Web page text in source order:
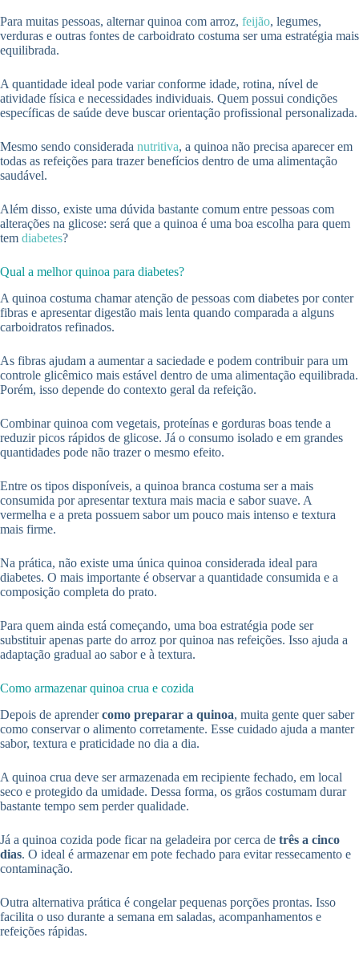
Para muitas pessoas, alternar quinoa com arroz, feijão, legumes,
verduras e outras fontes de carboidrato costuma ser uma estratégia mais
equilibrada.
A quantidade ideal pode variar conforme idade, rotina, nível de
atividade física e necessidades individuais. Quem possui condições
específicas de saúde deve buscar orientação profissional personalizada.
Mesmo sendo considerada nutritiva, a quinoa não precisa aparecer em
todas as refeições para trazer benefícios dentro de uma alimentação
saudável.
Além disso, existe uma dúvida bastante comum entre pessoas com
alterações na glicose: será que a quinoa é uma boa escolha para quem
tem diabetes?
Qual a melhor quinoa para diabetes?
A quinoa costuma chamar atenção de pessoas com diabetes por conter
fibras e apresentar digestão mais lenta quando comparada a alguns
carboidratos refinados.
As fibras ajudam a aumentar a saciedade e podem contribuir para um
controle glicêmico mais estável dentro de uma alimentação equilibrada.
Porém, isso depende do contexto geral da refeição.
Combinar quinoa com vegetais, proteínas e gorduras boas tende a
reduzir picos rápidos de glicose. Já o consumo isolado e em grandes
quantidades pode não trazer o mesmo efeito.
Entre os tipos disponíveis, a quinoa branca costuma ser a mais
consumida por apresentar textura mais macia e sabor suave. A
vermelha e a preta possuem sabor um pouco mais intenso e textura
mais firme.
Na prática, não existe uma única quinoa considerada ideal para
diabetes. O mais importante é observar a quantidade consumida e a
composição completa do prato.
Para quem ainda está começando, uma boa estratégia pode ser
substituir apenas parte do arroz por quinoa nas refeições. Isso ajuda a
adaptação gradual ao sabor e à textura.
Como armazenar quinoa crua e cozida
Depois de aprendercomo preparar a quinoa, muita gente quer saber
como conservar o alimento corretamente. Esse cuidado ajuda a manter
sabor, textura e praticidade no dia a dia.
A quinoa crua deve ser armazenada em recipiente fechado, em local
seco e protegido da umidade. Dessa forma, os grãos costumam durar
bastante tempo sem perder qualidade.
Já a quinoa cozida pode ficar na geladeira por cerca de três a cinco
dias. O ideal é armazenar em pote fechado para evitar ressecamento e
contaminação.
Outra alternativa prática é congelar pequenas porções prontas. Isso
facilita o uso durante a semana em saladas, acompanhamentos e
refeições rápidas.